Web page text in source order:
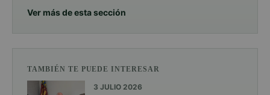
Ver más de esta sección
TAMBIÉN TE PUEDE INTERESAR
3 JULIO 2026